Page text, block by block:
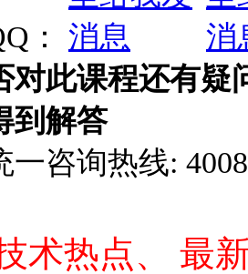
：
对此课程还有疑
到解答
一咨询热线:
术热点、 最